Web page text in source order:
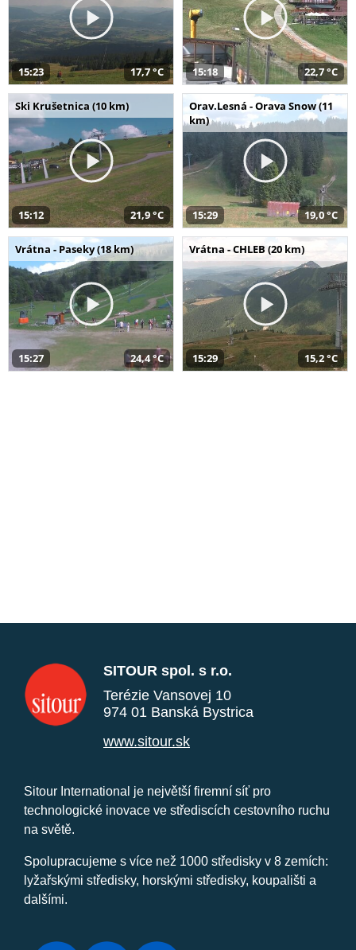
15:23 17,7 °C 15:18 22,7 °C
Ski Krušetnica (10 km)
15:12 21,9 °C
Orav.Lesná - Orava Snow (11
km)
15:29 19,0 °C
Vrátna - Paseky (18 km)
15:27 24,4 °C
Vrátna - CHLEB (20 km)
15:29 15,2 °C
SITOUR spol. s r.o.
Terézie Vansovej 10
974 01 Banská Bystrica
www.sitour.sk
Sitour International je největší firemní síť pro
technologické inovace ve střediscích cestovního ruchu
na světě.
Spolupracujeme s více než 1000 středisky v 8 zemích:
lyžařskými středisky, horskými středisky, koupališti a
dalšími.